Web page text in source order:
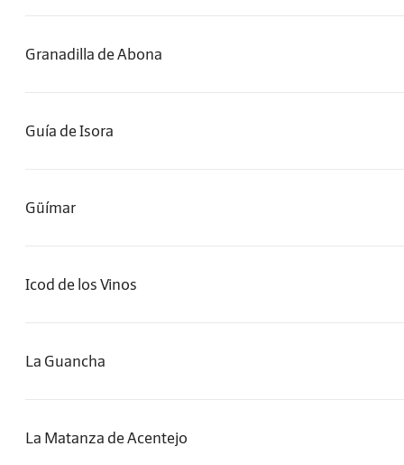
Granadilla de Abona
Guía de Isora
Güímar
Icod de los Vinos
La Guancha
La Matanza de Acentejo